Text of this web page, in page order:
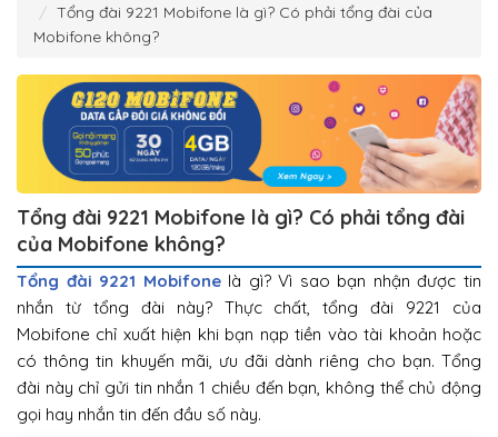
Tổng đài 9221 Mobifone là gì? Có phải tổng đài của
Mobifone không?
Tổng đài 9221 Mobifone là gì? Có phải tổng đài
của Mobifone không?
Tổng đài 9221 Mobifonelà gì? Vì sao bạn nhận được tin
nhắn từ tổng đài này? Thực chất, tổng đài 9221 của
Mobifone chỉ xuất hiện khi bạn nạp tiền vào tài khoản hoặc
có thông tin khuyến mãi, ưu đãi dành riêng cho bạn. Tổng
đài này chỉ gửi tin nhắn 1 chiều đến bạn, không thể chủ động
gọi hay nhắn tin đến đầu số này.